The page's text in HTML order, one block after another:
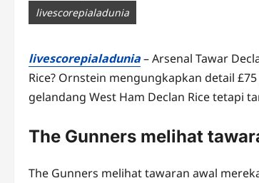
livescorepialadunia
livescorepialadunia– Arsenal Tawar
Rice? Ornstein mengungkapkan detail
gelandang West Ham Declan Rice tetapi
The Gunners melihat
The Gunners melihat tawaran awal